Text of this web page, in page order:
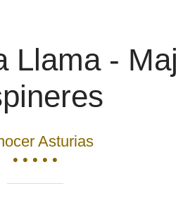
Llama -
Asturias
• • • • •